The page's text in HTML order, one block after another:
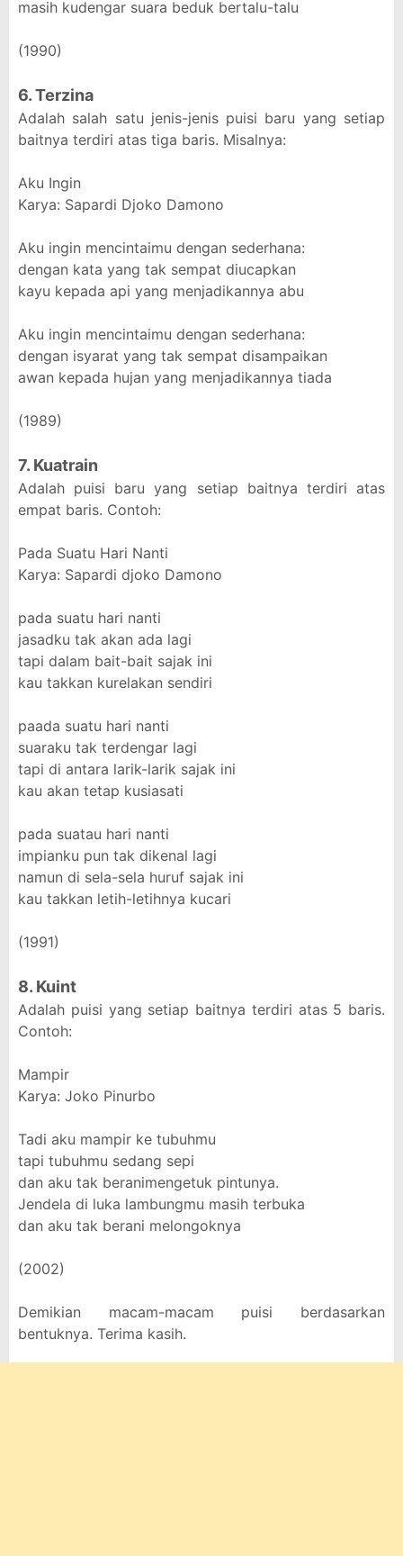
masih kudengar suara beduk bertalu-talu
(1990)
6. Terzina
Adalah salah satu jenis-jenis puisi baru yang setiap
baitnya terdiri atas tiga baris. Misalnya:
Aku Ingin
Karya: Sapardi Djoko Damono
Aku ingin mencintaimu dengan sederhana:
dengan kata yang tak sempat diucapkan
kayu kepada api yang menjadikannya abu
Aku ingin mencintaimu dengan sederhana:
dengan isyarat yang tak sempat disampaikan
awan kepada hujan yang menjadikannya tiada
(1989)
7. Kuatrain
Adalah puisi baru yang setiap baitnya terdiri atas
empat baris. Contoh:
Pada Suatu Hari Nanti
Karya: Sapardi djoko Damono
pada suatu hari nanti
jasadku tak akan ada lagi
tapi dalam bait-bait sajak ini
kau takkan kurelakan sendiri
paada suatu hari nanti
suaraku tak terdengar lagi
tapi di antara larik-larik sajak ini
kau akan tetap kusiasati
pada suatau hari nanti
impianku pun tak dikenal lagi
namun di sela-sela huruf sajak ini
kau takkan letih-letihnya kucari
(1991)
8. Kuint
Adalah puisi yang setiap baitnya terdiri atas 5 baris.
Contoh:
Mampir
Karya: Joko Pinurbo
Tadi aku mampir ke tubuhmu
tapi tubuhmu sedang sepi
dan aku tak beranimengetuk pintunya.
Jendela di luka lambungmu masih terbuka
dan aku tak berani melongoknya
(2002)
Demikian macam-macam puisi berdasarkan
bentuknya. Terima kasih.